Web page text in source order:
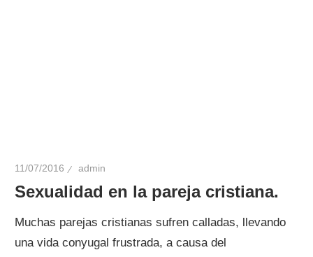
11/07/2016 admin
Sexualidad en la pareja cristiana.
Muchas parejas cristianas sufren calladas, llevando
una vida conyugal frustrada, a causa del